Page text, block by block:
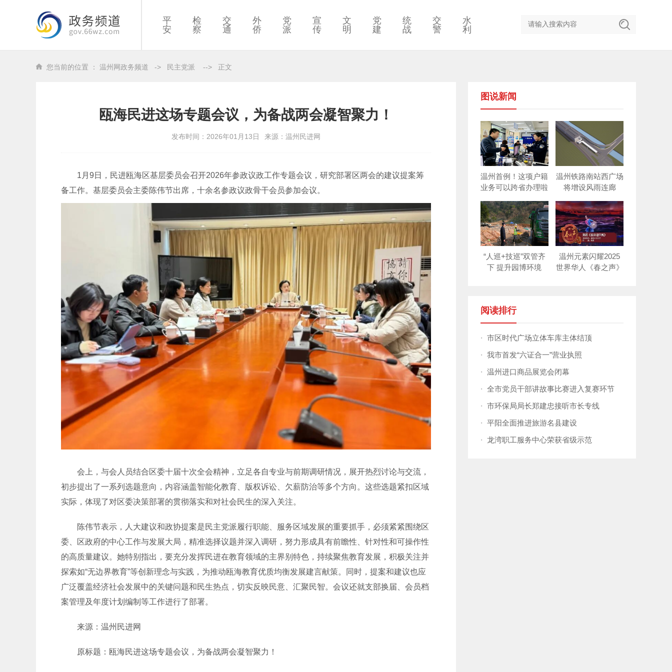
平
安
检
察
交
通
外
侨
党
派
宣
传
文
明
党
建
统
战
交
警
水
利
您当前的位置 ： 温州网政务频道 -> 民主党派 --> 正文
瓯海民进这场专题会议，为备战两会凝智聚力！
发布时间：2026年01月13日 来源：温州民进网
1月9日，民进瓯海区基层委员会召开2026年参政议政工作专题会议，研究部署区两会的建议提案筹
备工作。基层委员会主委陈伟节出席，十余名参政议政骨干会员参加会议。
会上，与会人员结合区委十届十次全会精神，立足各自专业与前期调研情况，展开热烈讨论与交流，
初步提出了一系列选题意向，内容涵盖智能化教育、版权诉讼、欠薪防治等多个方向。这些选题紧扣区域
实际，体现了对区委决策部署的贯彻落实和对社会民生的深入关注。
陈伟节表示，人大建议和政协提案是民主党派履行职能、服务区域发展的重要抓手，必须紧紧围绕区
委、区政府的中心工作与发展大局，精准选择议题并深入调研，努力形成具有前瞻性、针对性和可操作性
的高质量建议。她特别指出，要充分发挥民进在教育领域的主界别特色，持续聚焦教育发展，积极关注并
探索如“无边界教育”等创新理念与实践，为推动瓯海教育优质均衡发展建言献策。同时，提案和建议也应
广泛覆盖经济社会发展中的关键问题和民生热点，切实反映民意、汇聚民智。会议还就支部换届、会员档
案管理及年度计划编制等工作进行了部署。
来源：温州民进网
原标题：瓯海民进这场专题会议，为备战两会凝智聚力！
图说新闻
温州首例！这项户籍
业务可以跨省办理啦
温州铁路南站西广场
将增设风雨连廊
“人巡+技巡”双管齐
下 提升园博环境
温州元素闪耀2025
世界华人《春之声》
阅读排行
· 市区时代广场立体车库主体结顶
· 我市首发“六证合一”营业执照
· 温州进口商品展览会闭幕
· 全市党员干部讲故事比赛进入复赛环节
· 市环保局局长郑建忠接听市长专线
· 平阳全面推进旅游名县建设
· 龙湾职工服务中心荣获省级示范